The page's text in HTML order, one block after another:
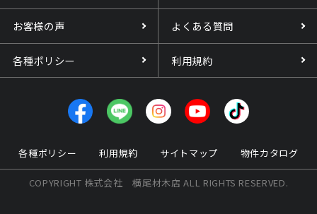
お客様の声 よくある質問
各種ポリシー 利用規約
各種ポリシー 利用規約 サイトマップ 物件カタログ
COPYRIGHT 株式会社 横尾材木店 ALL RIGHTS RESERVED.